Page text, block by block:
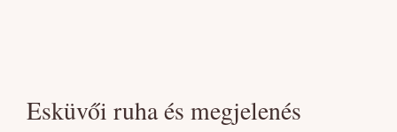
Esküvői ruha és megjelenés